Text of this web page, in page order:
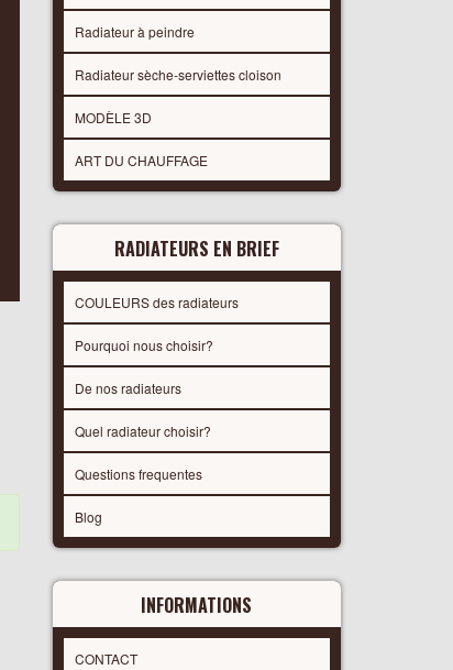
Radiateur à peindre
Radiateur sèche-serviettes cloison
MODÈLE 3D
ART DU CHAUFFAGE
RADIATEURS EN BRIEF
COULEURS des radiateurs
Pourquoi nous choisir?
De nos radiateurs
Quel radiateur choisir?
Questions frequentes
Blog
INFORMATIONS
CONTACT